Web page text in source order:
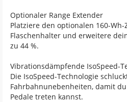
Optionaler Range Extender
Platziere den optionalen 160-Wh-
Flaschenhalter und erweitere
zu 44 %.
Vibrationsdämpfende IsoSpeed-
Die IsoSpeed-Technologie
Fahrbahnunebenheiten, damit
Pedale treten kannst.